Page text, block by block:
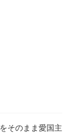
そのまま愛国主